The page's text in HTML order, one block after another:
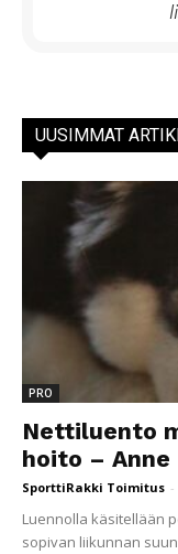
UUSIMMAT
PRO
Nettiluento
hoito –
SporttiRakki Toimitus -
Luennolla käsitellään
sopivan liikunnan